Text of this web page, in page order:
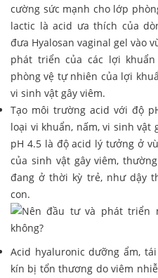
cường sức mạnh cho lớp
lactic là acid ưa thích của
đưa Hyalosan vaginal gel vào
phát triển của các lợi
phòng vệ tự nhiên của lợi
vi sinh vật gây viêm.
Tạo môi trường acid với độ
loại vi khuẩn, nấm, vi sinh vật
pH 4.5 là độ acid lý tưởng ở
của sinh vật gây viêm,
đang ở thời kỳ trẻ, như dậy
con.
Acid hyaluronic dưỡng ẩm,
kín bị tổn thương do viêm